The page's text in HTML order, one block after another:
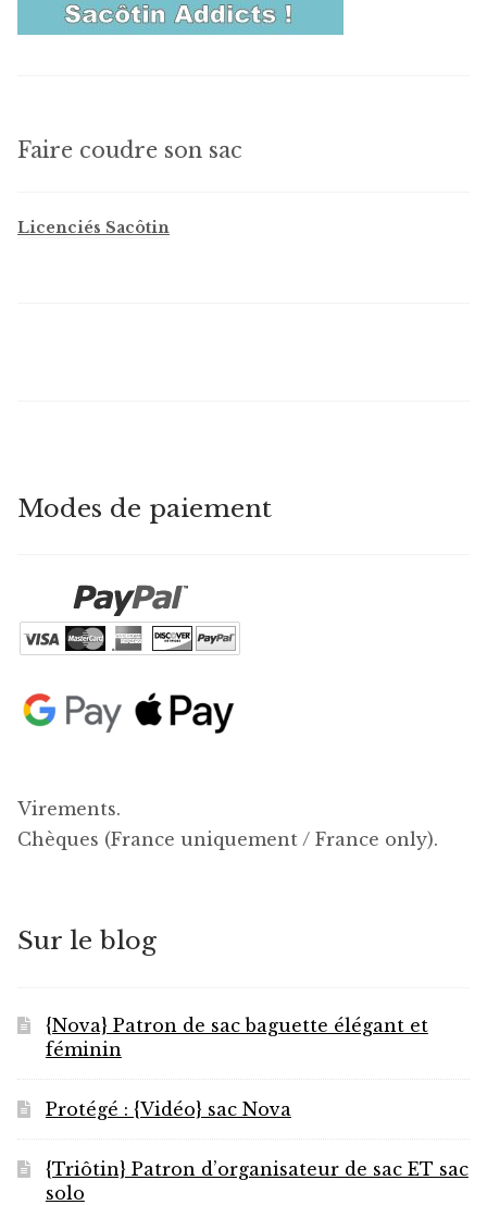
Faire coudre son sac
Licenciés Sacôtin
Modes de paiement
Virements.
Chèques (France uniquement / France only).
Sur le blog
{Nova} Patron de sac baguette élégant et
féminin
Protégé : {Vidéo} sac Nova
{Triôtin} Patron d’organisateur de sac ET sac
solo